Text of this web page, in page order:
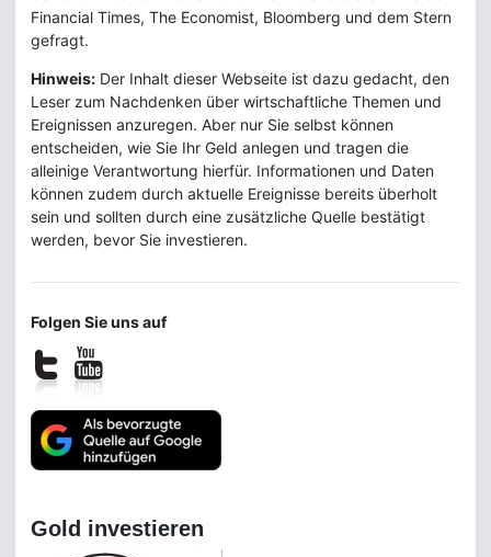
Financial Times, The Economist, Bloomberg und dem Stern
gefragt.
Hinweis: Der Inhalt dieser Webseite ist dazu gedacht, den
Leser zum Nachdenken über wirtschaftliche Themen und
Ereignissen anzuregen. Aber nur Sie selbst können
entscheiden, wie Sie Ihr Geld anlegen und tragen die
alleinige Verantwortung hierfür. Informationen und Daten
können zudem durch aktuelle Ereignisse bereits überholt
sein und sollten durch eine zusätzliche Quelle bestätigt
werden, bevor Sie investieren.
Folgen Sie uns auf
Gold investieren